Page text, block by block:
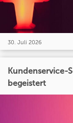
30. Juli 2026
Kundenservice-
begeistert